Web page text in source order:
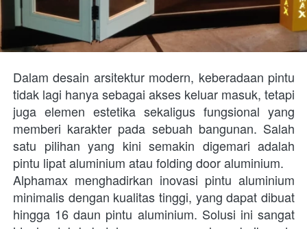
Dalam desain arsitektur modern, keberadaan pintu
tidak lagi hanya sebagai akses keluar masuk, tetapi
juga elemen estetika sekaligus fungsional yang
memberi karakter pada sebuah bangunan. Salah
satu pilihan yang kini semakin digemari adalah
pintu lipat aluminium atau folding door aluminium.
Alphamax menghadirkan inovasi pintu aluminium
minimalis dengan kualitas tinggi, yang dapat dibuat
hingga 16 daun pintu aluminium. Solusi ini sangat